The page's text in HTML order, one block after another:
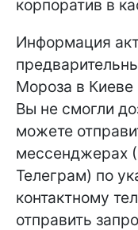
корпоратив в
Информация
Мороза в
Вы не смогли
можете
мессенджерах
Телеграм) по
контактному
отправить